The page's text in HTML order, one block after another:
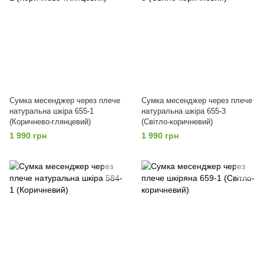
Сумка месенджер через плече
натуральна шкіра 655-1
(Коричнево-глянцевий)
1 990 грн
Сумка месенджер через плече
натуральна шкіра 655-3
(Світло-коричневий)
1 990 грн